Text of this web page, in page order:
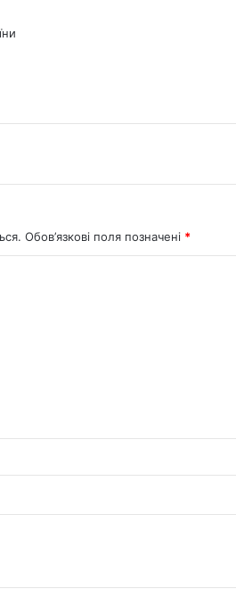
Обов’язкові поля позначені *